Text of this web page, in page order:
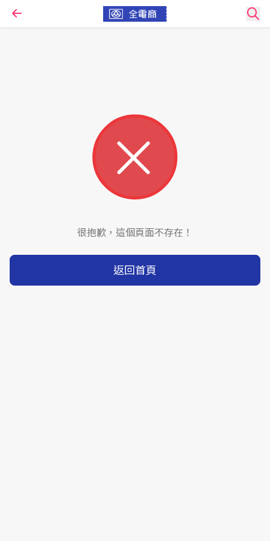
很抱歉，這個頁面不存在！
返回首頁